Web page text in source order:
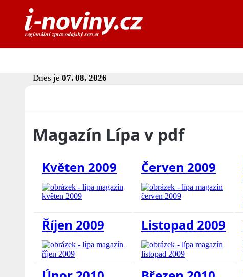
Dnes je 07. 08. 2026
Magazín Lípa v pdf
Květen 2009 Červen 2009
Říjen 2009 Listopad 2009